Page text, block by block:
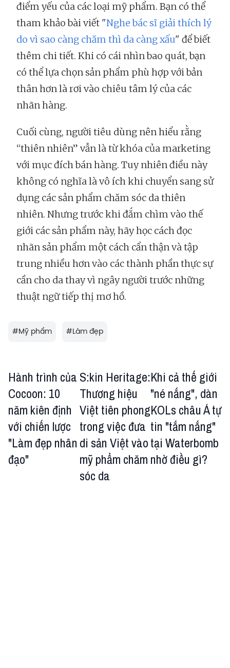
điểm yếu của các loại mỹ phẩm. Bạn có thể
tham khảo bài viết "Nghe bác sĩ giải thích lý
do vì sao càng chăm thì da càng xấu" để biết
thêm chi tiết. Khi có cái nhìn bao quát, bạn
có thể lựa chọn sản phẩm phù hợp với bản
thân hơn là rơi vào chiêu tâm lý của các
nhãn hàng.
Cuối cùng, người tiêu dùng nên hiểu rằng
“thiên nhiên” vẫn là từ khóa của marketing
với mục đích bán hàng. Tuy nhiên điều này
không có nghĩa là vô ích khi chuyển sang sử
dụng các sản phẩm chăm sóc da thiên
nhiên. Nhưng trước khi đắm chìm vào thế
giới các sản phẩm này, hãy học cách đọc
nhãn sản phẩm một cách cẩn thận và tập
trung nhiều hơn vào các thành phần thực sự
cần cho da thay vì ngây người trước những
thuật ngữ tiếp thị mơ hồ.
#Mỹ phẩm #Làm đẹp
Hành trình của
Cocoon: 10
năm kiên định
với chiến lược
"Làm đẹp nhân
đạo"
S:kin Heritage:
Thương hiệu
Việt tiên phong
trong việc đưa
di sản Việt vào
mỹ phẩm chăm
sóc da
Khi cả thế giới
"né nắng", dàn
KOLs châu Á tự
tin "tắm nắng"
tại Waterbomb
nhờ điều gì?